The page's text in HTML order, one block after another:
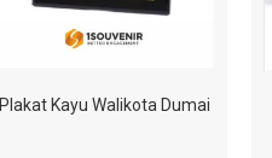
Plakat Kayu Walikota Dumai